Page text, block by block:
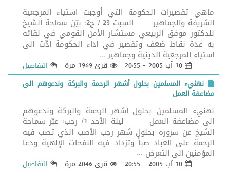
ماهي تقصيرات الحكومة التي أوجبت استياء المرجعية
الشريفة والجماهير السبت 23 / ج2: بيّن سماحة الشيخ
للدكتور موفق الربيعي مستشار الأمن القومي في لقائه
به عدة نقاط ضعف وتقصير في أداء الحكومة أدّت الى
استياء المرجعية الدينية وجماهير ...
قرئ 1969 مرة
التفاصيل
نهنيء المسلمين بحلول أشهر الرحمة والبركة وندعوهم الى
مضاعفة العمل
نهنيء المسلمين بحلول أشهر الرحمة والبركة وندعوهم
الى مضاعفة العمل ليلة الأحد 1/ رجب: عبّر سماحة
الشيخ عن سروره بحلول شهر رجب الأصب الذي تصب فيه
الرحمة على العباد صباً وتزداد فيه النفحات الإلهية ودعا
المؤمنين الى التعرض ...
قرئ 2046 مرة التفاصيل